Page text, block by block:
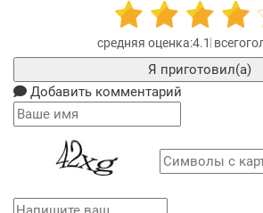
4.1
Я приготовил(а)
Добавить комментарий